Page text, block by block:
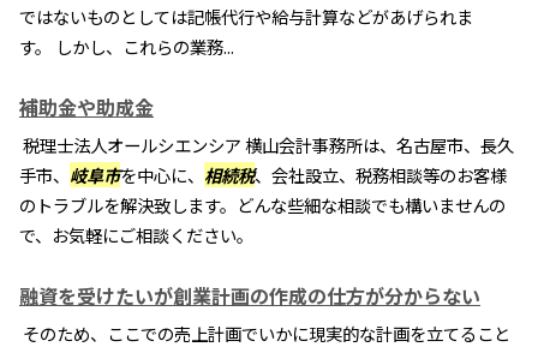
ではないものとしては記帳代行や給与計算などがあげられま
す。 しかし、これらの業務...
補助金や助成金
税理士法人オールシエンシア 横山会計事務所は、名古屋市、長久
手市、 岐阜市を中心に、 相続税、会社設立、税務相談等のお客様
のトラブルを解決致します。どんな些細な相談でも構いませんの
で、お気軽にご相談ください。
融資を受けたいが創業計画の作成の仕方が分からない
そのため、ここでの売上計画でいかに現実的な計画を立てること